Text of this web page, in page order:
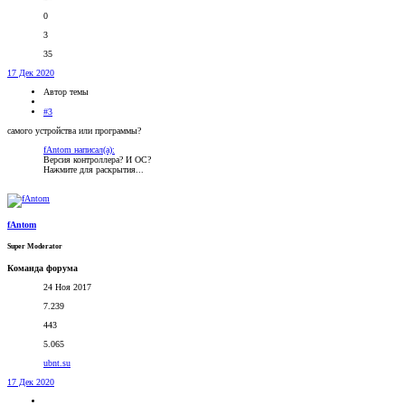
0
3
35
17 Дек 2020
Автор темы
#3
самого устройства или программы?
fAntom написал(а):
Версия контроллера? И ОС?
Нажмите для раскрытия...
fAntom
Super Moderator
Команда форума
24 Ноя 2017
7.239
443
5.065
ubnt.su
17 Дек 2020